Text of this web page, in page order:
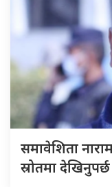
समावेशिता
स्रोतमा देखिनुपर्छ